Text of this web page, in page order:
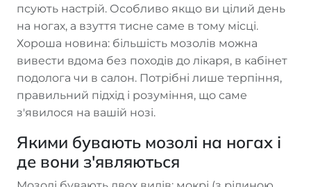
псують настрій. Особливо якщо ви цілий день
на ногах, а взуття тисне саме в тому місці.
Хороша новина: більшість мозолів можна
вивести вдома без походів до лікаря, в кабінет
подолога чи в салон. Потрібні лише терпіння,
правильний підхід і розуміння, що саме
з'явилося на вашій нозі.
Якими бувають мозолі на ногах і
де вони з'являються